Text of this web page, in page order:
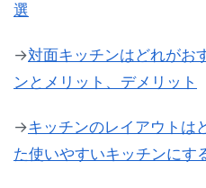
選
→対面キッチンはどれがお
ンとメリット、デメリット
→キッチンのレイアウトは
た使いやすいキッチンにす